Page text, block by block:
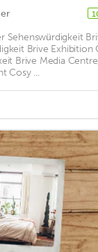
Sehenswürdigkeit
Brive Exhibition
Brive Media
Cosy ...